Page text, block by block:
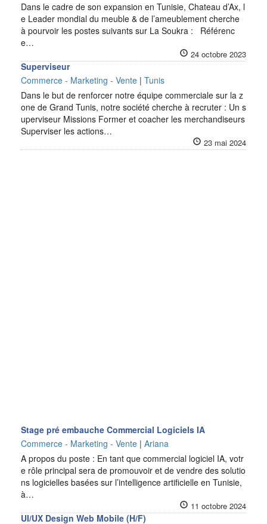
Dans le cadre de son expansion en Tunisie, Chateau d’Ax, l
e Leader mondial du meuble & de l’ameublement cherche
à pourvoir les postes suivants sur La Soukra : Référenc
e…
24 octobre 2023
Superviseur
Commerce - Marketing - Vente | Tunis
Dans le but de renforcer notre équipe commerciale sur la z
one de Grand Tunis, notre société cherche à recruter : Un s
uperviseur Missions Former et coacher les merchandiseurs
Superviser les actions…
23 mai 2024
Stage pré embauche Commercial Logiciels IA
Commerce - Marketing - Vente | Ariana
A propos du poste : En tant que commercial logiciel IA, votr
e rôle principal sera de promouvoir et de vendre des solutio
ns logicielles basées sur l’intelligence artificielle en Tunisie,
à…
11 octobre 2024
UI/UX Design Web Mobile (H/F)